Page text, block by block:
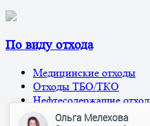
По виду отхода
Медицинские отходы
Отходы ТБО/ТКО
Нефтесодержащие
Жидкие отходы
Ольга Мелехова